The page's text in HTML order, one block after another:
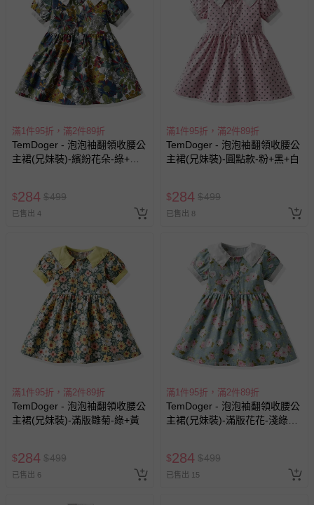
滿1件95折，滿2件89折
TemDoger - 泡泡袖翻領收腰公
主裙(兄妹裝)-繽紛花朵-綠+藍
$284 $499
已售出 4
滿1件95折，滿2件89折
TemDoger - 泡泡袖翻領收腰公
主裙(兄妹裝)-圓點款-粉+黑+白
$284 $499
已售出 8
滿1件95折，滿2件89折
TemDoger - 泡泡袖翻領收腰公
主裙(兄妹裝)-滿版雛菊-綠+黃
$284 $499
已售出 6
滿1件95折，滿2件89折
TemDoger - 泡泡袖翻領收腰公
主裙(兄妹裝)-滿版花花-淺綠
$284 $499
已售出 15